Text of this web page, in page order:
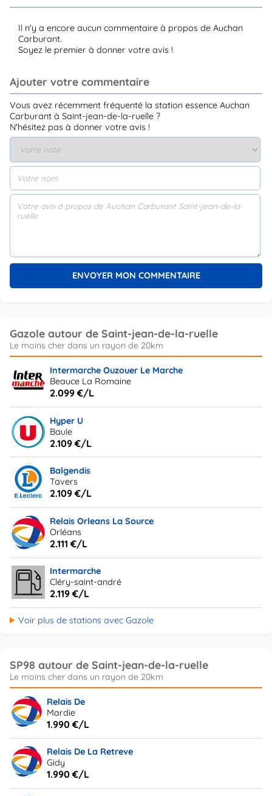
Il n'y a encore aucun commentaire à propos de Auchan
Carburant.
Soyez le premier à donner votre avis !
Ajouter votre commentaire
Vous avez récemment fréquenté la station essence Auchan
Carburant à Saint-jean-de-la-ruelle ?
N'hésitez pas à donner votre avis !
Gazole autour de Saint-jean-de-la-ruelle
Intermarche Ouzouer Le Marche
Beauce La Romaine
2.099 €/L
Hyper U
Baule
2.109 €/L
Balgendis
Tavers
2.109 €/L
Relais Orleans La Source
Orléans
2.111 €/L
Intermarche
Cléry-saint-andré
2.119 €/L
Voir plus de stations avec Gazole
SP98 autour de Saint-jean-de-la-ruelle
Relais De
Mardie
1.990 €/L
Relais De La Retreve
Gidy
1.990 €/L